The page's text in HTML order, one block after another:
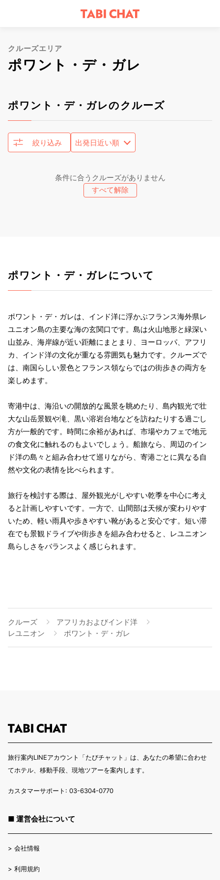
クルーズエリア
ポワント・デ・ガレ
ポワント・デ・ガレのクルーズ
絞り込み
条件に合うクルーズがありません
すべて解除
ポワント・デ・ガレについて
ポワント・デ・ガレは、インド洋に浮かぶフランス海外県レ
ユニオン島の主要な海の玄関口です。島は火山地形と緑深い
山並み、海岸線が近い距離にまとまり、ヨーロッパ、アフリ
カ、インド洋の文化が重なる雰囲気も魅力です。クルーズで
は、南国らしい景色とフランス領ならではの街歩きの両方を
楽しめます。
寄港中は、海沿いの開放的な風景を眺めたり、島内観光で壮
大な山岳景観や滝、黒い溶岩台地などを訪ねたりする過ごし
方が一般的です。時間に余裕があれば、市場やカフェで地元
の食文化に触れるのもよいでしょう。船旅なら、周辺のイン
ド洋の島々と組み合わせて巡りながら、寄港ごとに異なる自
然や文化の表情を比べられます。
旅行を検討する際は、屋外観光がしやすい乾季を中心に考え
ると計画しやすいです。一方で、山間部は天候が変わりやす
いため、軽い雨具や歩きやすい靴があると安心です。短い滞
在でも景観ドライブや街歩きを組み合わせると、レユニオン
島らしさをバランスよく感じられます。
クルーズ
アフリカおよびインド洋
レユニオン
ポワント・デ・ガレ
旅行案内LINEアカウント「たびチャット」は、あなたの希望に合わせ
てホテル、移動手段、現地ツアーを案内します。
カスタマーサポート: 03-6304-0770
■ 運営会社について
> 会社情報
> 利用規約